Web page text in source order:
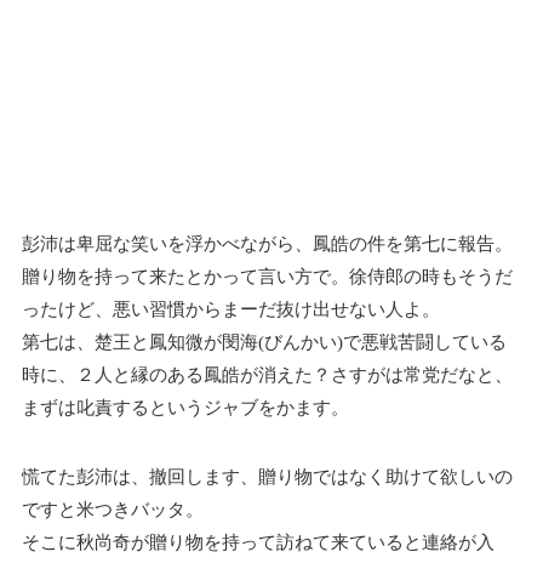
彭沛は卑屈な笑いを浮かべながら、鳳皓の件を第七に報告。
贈り物を持って来たとかって言い方で。徐侍郎の時もそうだ
ったけど、悪い習慣からまーだ抜け出せない人よ。
第七は、楚王と鳳知微が閔海(びんかい)で悪戦苦闘している
時に、２人と縁のある鳳皓が消えた？さすがは常党だなと、
まずは叱責するというジャブをかます。
慌てた彭沛は、撤回します、贈り物ではなく助けて欲しいの
ですと米つきバッタ。
そこに秋尚奇が贈り物を持って訪ねて来ていると連絡が入